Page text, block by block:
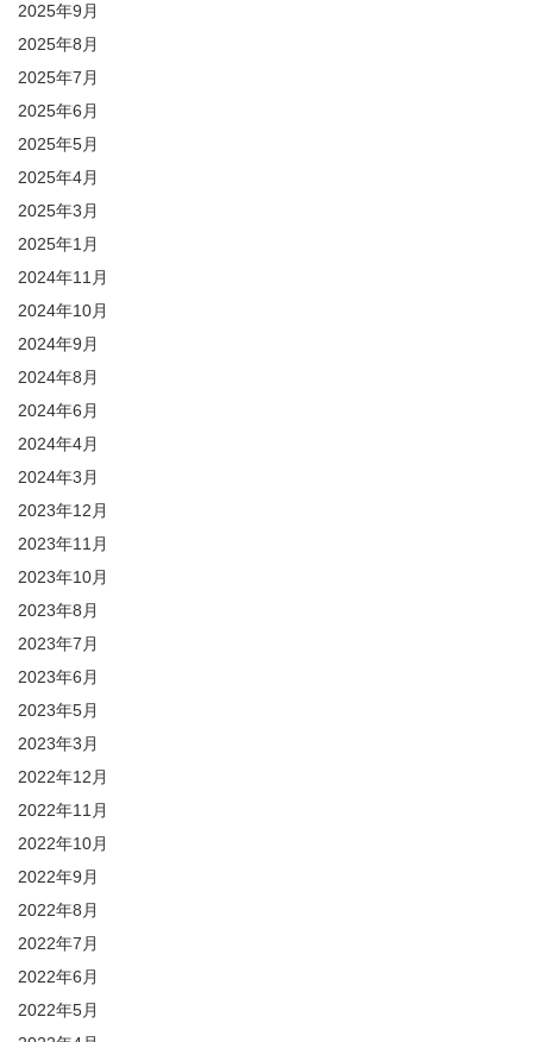
2025年9月
2025年8月
2025年7月
2025年6月
2025年5月
2025年4月
2025年3月
2025年1月
2024年11月
2024年10月
2024年9月
2024年8月
2024年6月
2024年4月
2024年3月
2023年12月
2023年11月
2023年10月
2023年8月
2023年7月
2023年6月
2023年5月
2023年3月
2022年12月
2022年11月
2022年10月
2022年9月
2022年8月
2022年7月
2022年6月
2022年5月